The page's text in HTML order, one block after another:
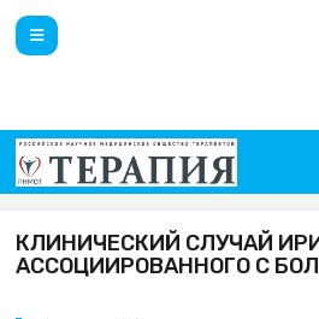
КЛИНИЧЕСКИЙ СЛУЧАЙ
АССОЦИИРОВАННОГО С